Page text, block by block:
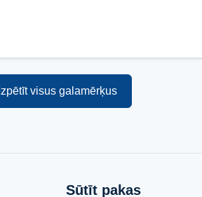
Izpētīt visus galamērķus
Sūtīt pakas